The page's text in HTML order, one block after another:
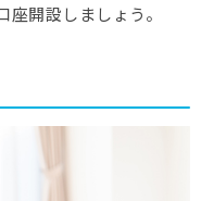
開設しましょう。